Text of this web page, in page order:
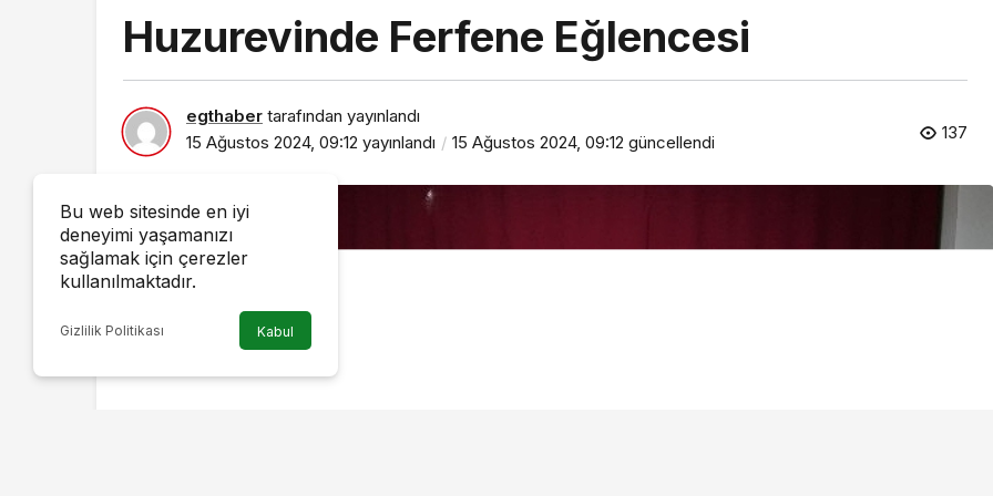
Huzurevinde Ferfene Eğlencesi
egthaber tarafından yayınlandı
15 Ağustos 2024, 09:12 yayınlandı 15 Ağustos 2024, 09:12 güncellendi 137
Bu web sitesinde en iyi
deneyimi yaşamanızı
sağlamak için çerezler
kullanılmaktadır.
Gizlilik Politikası Kabul